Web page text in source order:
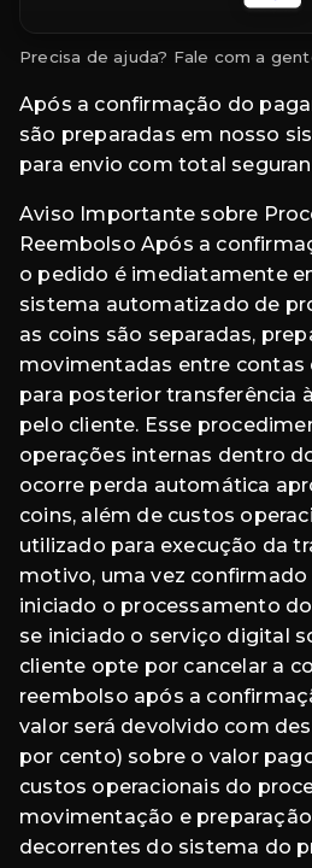
Precisa de ajuda? Fale com a
Após a confirmação do
são preparadas em nosso
para envio com total
Aviso Importante sobre
Reembolso Após a
o pedido é imediatamente
sistema automatizado de
as coins são separadas,
movimentadas entre contas
para posterior transferência
pelo cliente. Esse
operações internas dentro
ocorre perda automática
coins, além de custos
utilizado para execução da
motivo, uma vez
iniciado o processamento
se iniciado o serviço digital
cliente opte por cancelar a
reembolso após a
valor será devolvido com
por cento) sobre o valor
custos operacionais do
movimentação e preparação
decorrentes do sistema do